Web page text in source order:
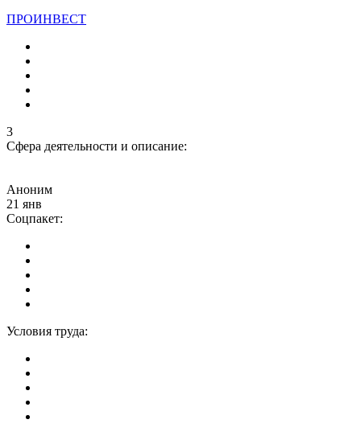
ПРОИНВЕСТ
3
Сфера деятельности и описание:
Аноним
21 янв
Соцпакет:
Условия труда: